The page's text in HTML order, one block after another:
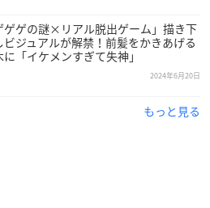
ゲゲの謎×リアル脱出ゲーム」描き下
ビジュアルが解禁！前髪をかきあげる
に「イケメンすぎて失神」
2024年6月20日
もっと見る